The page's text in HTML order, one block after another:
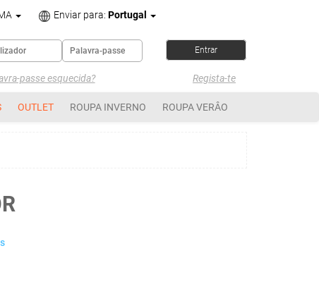
Enviar para: Portugal
passe esquecida? Regista-te
OUTLET ROUPA INVERNO ROUPA VERÂO